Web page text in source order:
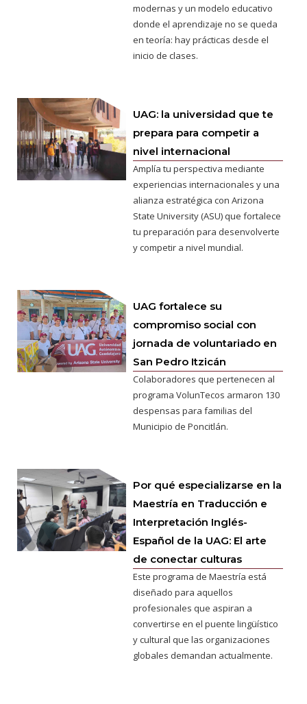
modernas y un modelo educativo
donde el aprendizaje no se queda
en teoría: hay prácticas desde el
inicio de clases.
UAG: la universidad que te
prepara para competir a
nivel internacional
Amplía tu perspectiva mediante
experiencias internacionales y una
alianza estratégica con Arizona
State University (ASU) que fortalece
tu preparación para desenvolverte
y competir a nivel mundial.
UAG fortalece su
compromiso social con
jornada de voluntariado en
San Pedro Itzicán
Colaboradores que pertenecen al
programa VolunTecos armaron 130
despensas para familias del
Municipio de Poncitlán.
Por qué especializarse en la
Maestría en Traducción e
Interpretación Inglés-
Español de la UAG: El arte
de conectar culturas
Este programa de Maestría está
diseñado para aquellos
profesionales que aspiran a
convertirse en el puente lingüístico
y cultural que las organizaciones
globales demandan actualmente.